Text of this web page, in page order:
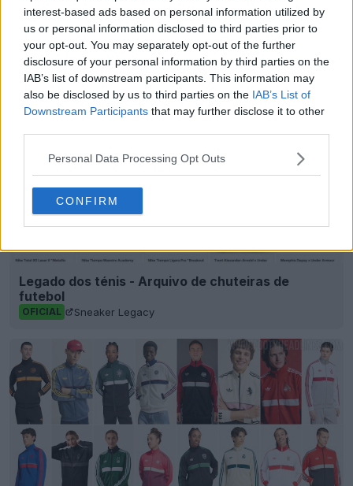
interest-based ads based on personal information utilized by
us or personal information disclosed to third parties prior to
your opt-out. You may separately opt-out of the further
disclosure of your personal information by third parties on the
IAB’s list of downstream participants. This information may
also be disclosed by us to third parties on the IAB’s List of
Downstream Participants that may further disclose it to other
Personal Data Processing Opt Outs
CONFIRM
2026 World Cup adidas
Camisas
Compartilhar
Legado dos ténis - Arquivo de chuteiras de
futebol
OFICIAL Sneaker Legacy